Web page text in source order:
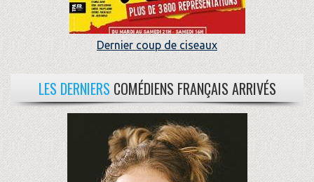
Dernier coup de ciseaux
LES DERNIERS COMÉDIENS FRANÇAIS ARRIVÉS